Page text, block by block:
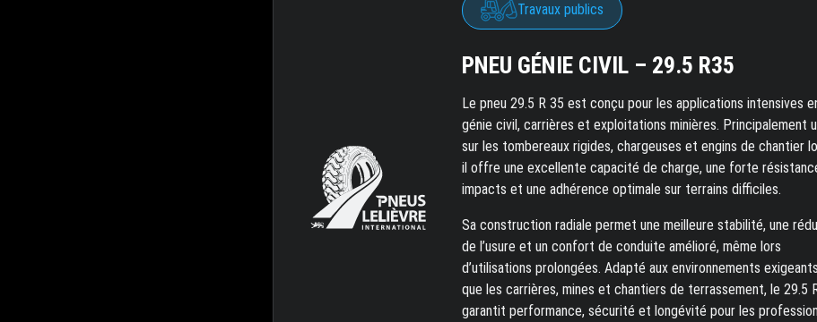
Travaux publics
PNEU GÉNIE CIVIL – 29.5 R35
Le pneu 29.5 R 35 est conçu pour les applications intensives
génie civil, carrières et exploitations minières. Principalement
sur les tombereaux rigides, chargeuses et engins de chantier
il offre une excellente capacité de charge, une forte
impacts et une adhérence optimale sur terrains difficiles.
Sa construction radiale permet une meilleure stabilité, une
de l’usure et un confort de conduite amélioré, même lors
d’utilisations prolongées. Adapté aux environnements
que les carrières, mines et chantiers de terrassement, le 29.5
garantit performance, sécurité et longévité pour les